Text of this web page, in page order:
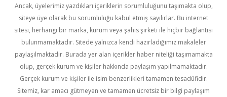
Ancak, üyelerimiz yazdıkları içeriklerin sorumluluğunu taşımakta olup,
siteye üye olarak bu sorumluluğu kabul etmiş sayılırlar. Bu internet
sitesi, herhangi bir marka, kurum veya şahıs şirketi ile hiçbir bağlantısı
bulunmamaktadır. Sitede yalnızca kendi hazırladığımız makaleler
paylaşılmaktadır. Burada yer alan içerikler haber niteliği taşımamakta
olup, gerçek kurum ve kişiler hakkında paylaşım yapılmamaktadır.
Gerçek kurum ve kişiler ile isim benzerlikleri tamamen tesadüfidir.
Sitemiz, kar amacı gütmeyen ve tamamen ücretsiz bir bilgi paylaşım